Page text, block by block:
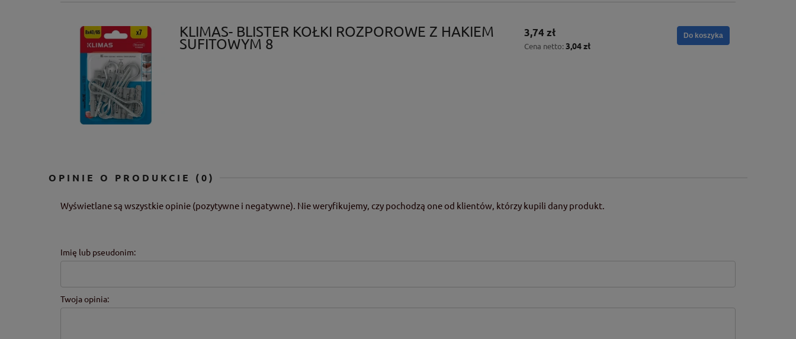
KLIMAS- BLISTER KOŁKI ROZPOROWE Z HAKIEM
SUFITOWYM 8
3,74 zł
Cena netto: 3,04 zł
Do koszyka
OPINIE O PRODUKCIE (0)
Wyświetlane są wszystkie opinie (pozytywne i negatywne). Nie weryfikujemy, czy pochodzą one od klientów, którzy kupili dany produkt.
Imię lub pseudonim:
Twoja opinia: